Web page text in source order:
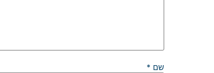
שם *